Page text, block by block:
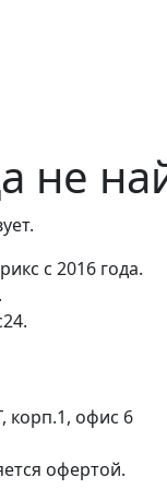
не
с 2016 года.
корп.1, офис 6
офертой.